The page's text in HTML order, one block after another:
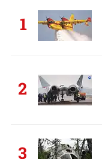
1
2
3